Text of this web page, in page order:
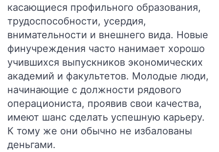
касающиеся профильного образования,
трудоспособности, усердия,
внимательности и внешнего вида. Новые
финучреждения часто нанимает хорошо
учившихся выпускников экономических
академий и факультетов. Молодые люди,
начинающие с должности рядового
операциониста, проявив свои качества,
имеют шанс сделать успешную карьеру.
К тому же они обычно не избалованы
деньгами.